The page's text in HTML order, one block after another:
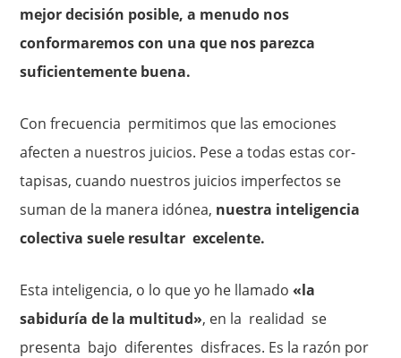
mejor decisión posible, a menudo nos
conformaremos con una que nos parezca
suficientemente buena.
Con frecuencia permitimos que las emociones
afecten a nuestros juicios. Pese a todas estas cor­
tapisas, cuando nuestros juicios imperfectos se
suman de la manera idónea, nuestra inteligencia
colectiva suele resultar excelente.
Esta inteligencia, o lo que yo he llamado«la
sabiduría de la multitud», en la realidad se
presenta bajo diferentes disfraces. Es la razón por